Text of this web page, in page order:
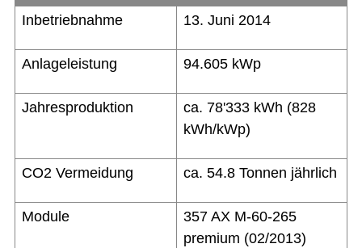
Datenschutz
Inbetriebnahme 13. Juni 2014
Anlageleistung 94.605 kWp
Jahresproduktion
ca. 78'333 kWh (828
kWh/kWp)
CO2 Vermeidung ca. 54.8 Tonnen jährlich
Module
357 AX M-60-265
premium (02/2013)